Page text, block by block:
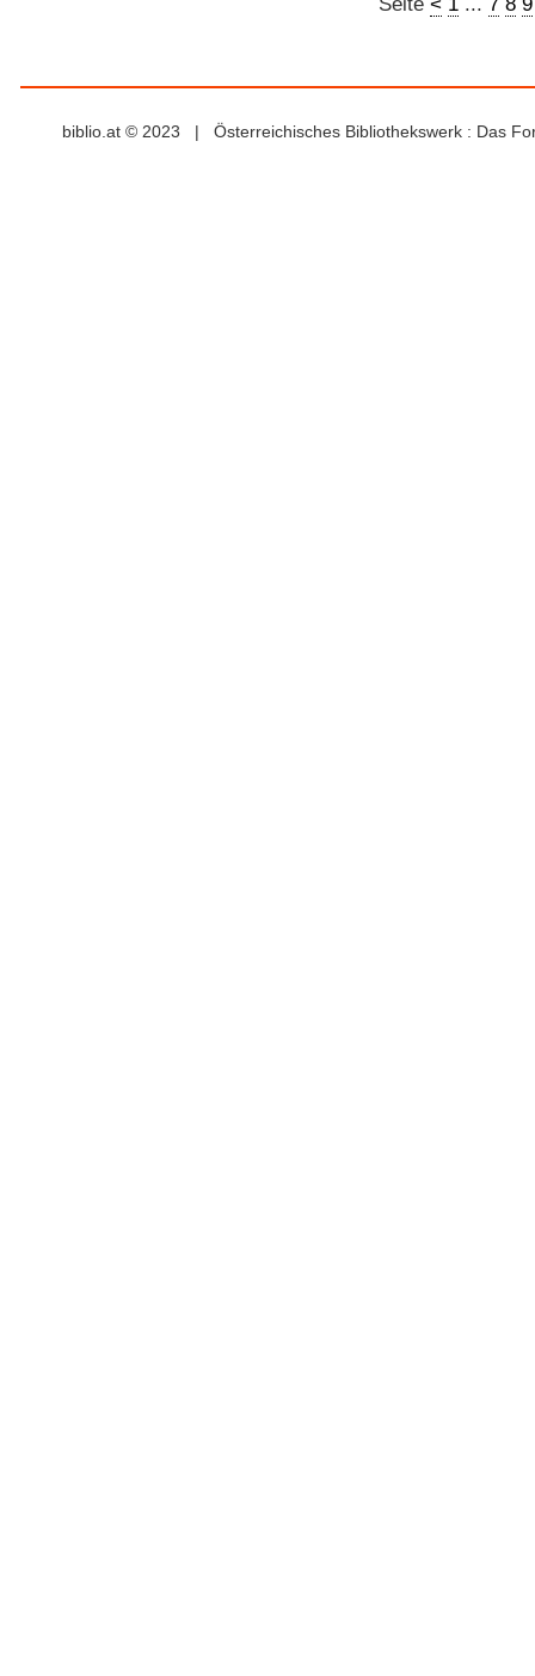
Seite < 1... 7 8 9
biblio.at © 2023 | Österreichisches Bibliothekswerk : Das